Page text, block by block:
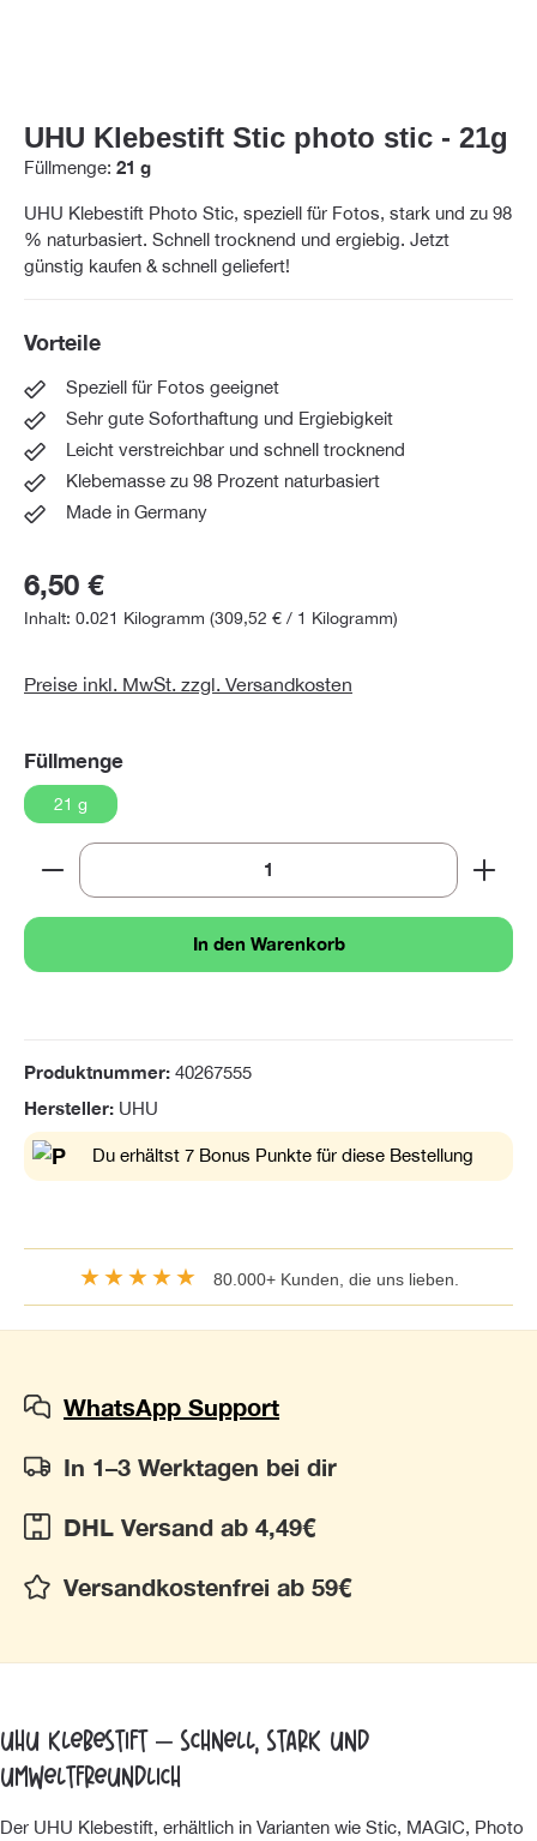
UHU Klebestift Stic photo stic - 21g
Füllmenge: 21 g
UHU Klebestift Photo Stic, speziell für Fotos, stark und zu 98
% naturbasiert. Schnell trocknend und ergiebig. Jetzt
günstig kaufen & schnell geliefert!
Vorteile
Speziell für Fotos geeignet
Sehr gute Soforthaftung und Ergiebigkeit
Leicht verstreichbar und schnell trocknend
Klebemasse zu 98 Prozent naturbasiert
Made in Germany
6,50 €
Inhalt: 0.021 Kilogramm (309,52 € / 1 Kilogramm)
Preise inkl. MwSt. zzgl. Versandkosten
Füllmengeauswählen
21 g
Produkt Anzahl: Gib den gewünschten Wert ein
In den Warenkorb
Produktnummer: 40267555
Hersteller: UHU
Du erhältst 7 Bonus Punkte für diese Bestellung
★★★★★ 80.000+ Kunden, die uns lieben.
WhatsApp Support
In 1–3 Werktagen bei dir
DHL Versand ab 4,49€
Versandkostenfrei ab 59€
UHU Klebestift – Schnell, stark und
umweltfreundlich
Der UHU Klebestift, erhältlich in Varianten wie Stic, MAGIC, Photo